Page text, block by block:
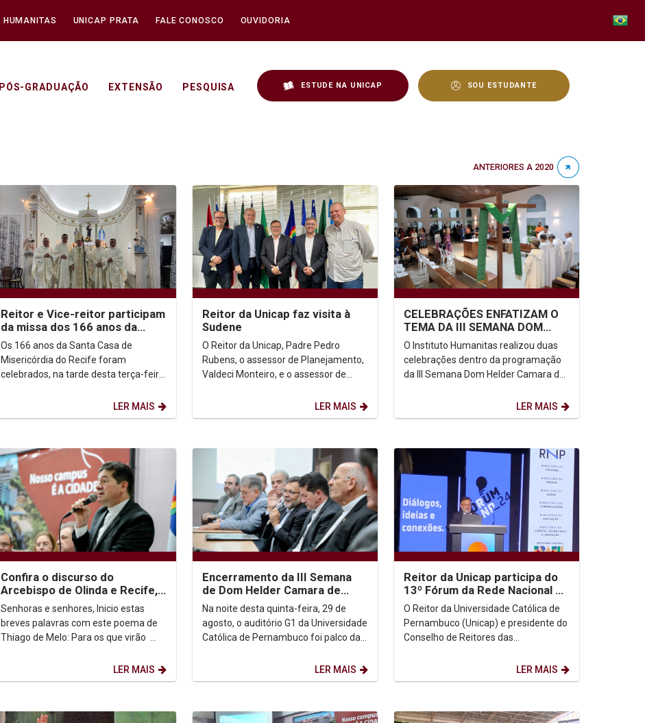
HUMANITAS UNICAP PRATA FALE CONOSCO OUVIDORIA
PÓS-GRADUAÇÃO EXTENSÃO PESQUISA ESTUDE NA UNICAP SOU ESTUDANTE
ANTERIORES A 2020
Reitor e Vice-reitor participam
da missa dos 166 anos da
Santa Casa de Misericódia
Os 166 anos da Santa Casa de
Misericórdia do Recife foram
celebrados, na tarde desta terça-feira
LER MAIS
Reitor da Unicap faz visita à
Sudene
O Reitor da Unicap, Padre Pedro
Rubens, o assessor de Planejamento,
Valdeci Monteiro, e o assessor de
LER MAIS
CELEBRAÇÕES ENFATIZAM O
TEMA DA III SEMANA DOM
HELDER CAMARA DE DIREITOS
HUMANOS NA UNICAP
O Instituto Humanitas realizou duas
celebrações dentro da programação
da III Semana Dom Helder Camara de
LER MAIS
Confira o discurso do
Arcebispo de Olinda e Recife,
Dom Paulo Jackson, durante o
encerramento da...
Senhoras e senhores, Inicio estas
breves palavras com este poema de
Thiago de Melo: Para os que virão
LER MAIS
Encerramento da III Semana
de Dom Helder Camara de
Direitos Humanos Celebra
Compromisso com a...
Na noite desta quinta-feira, 29 de
agosto, o auditório G1 da Universidade
Católica de Pernambuco foi palco da
LER MAIS
Reitor da Unicap participa do
13º Fórum da Rede Nacional de
Ensino e Pesquisa em Brasília
O Reitor da Universidade Católica de
Pernambuco (Unicap) e presidente do
Conselho de Reitores das
LER MAIS